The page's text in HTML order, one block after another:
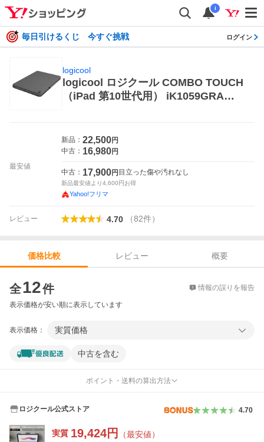
i
毎日引けるくじ 今すぐ挑戦 ログイン
logicool
logicool ロジクール COMBO TOUCH
（iPad 第10世代用） iK1059GRA
最安値
新品： 22,500円
中古： 16,980円
中古： 17,900円 目立った傷や汚れなし
新品最安値より4,600円お得
Yahoo!フリマ
レビュー 4.70 （82件）
価格比較 レビュー
概要
全12件 情報の誤りを報告
表示価格が安い順に表示しています
表示価格： 実質価格
中古を含む
ポイント・送料の算出方法
ロジクール公式ストア 4.70
実質 19,424円 （最安値）